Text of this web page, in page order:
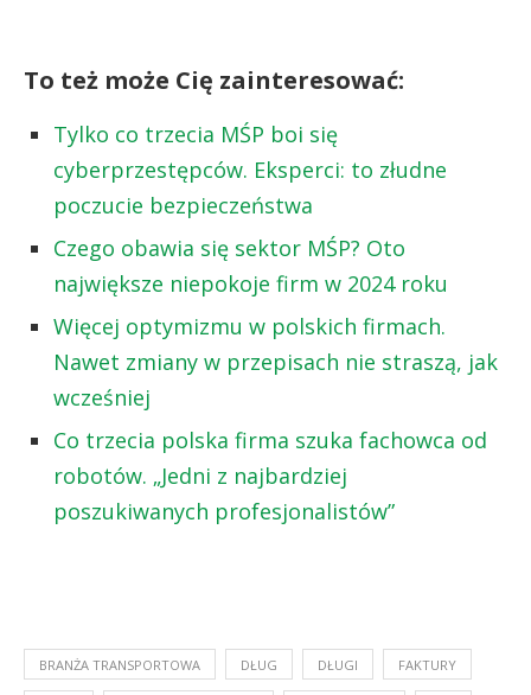
To też może Cię zainteresować:
Tylko co trzecia MŚP boi się
cyberprzestępców. Eksperci: to złudne
poczucie bezpieczeństwa
Czego obawia się sektor MŚP? Oto
największe niepokoje firm w 2024 roku
Więcej optymizmu w polskich firmach.
Nawet zmiany w przepisach nie straszą, jak
wcześniej
Co trzecia polska firma szuka fachowca od
robotów. „Jedni z najbardziej
poszukiwanych profesjonalistów”
BRANŻA TRANSPORTOWA DŁUG DŁUGI FAKTURY